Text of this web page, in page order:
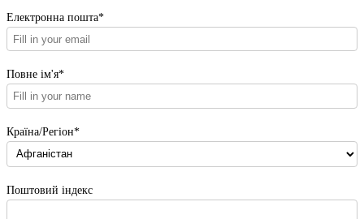
Електронна пошта*
Повне ім'я*
Країна/Регіон*
Поштовий індекс